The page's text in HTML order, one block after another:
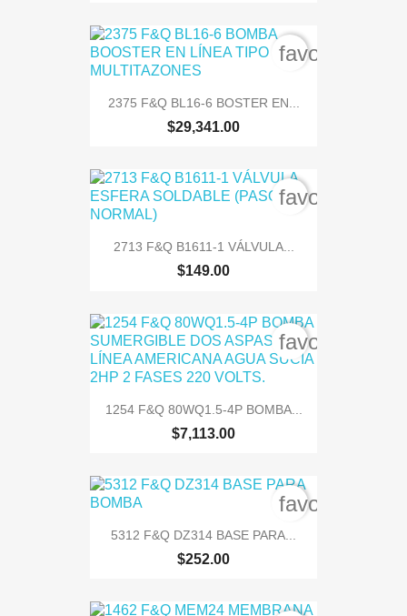
2375 F&Q BL16-6 BOSTER EN...
$29,341.00
2713 F&Q B1611-1 VÁLVULA...
$149.00
1254 F&Q 80WQ1.5-4P BOMBA...
$7,113.00
5312 F&Q DZ314 BASE PARA...
$252.00